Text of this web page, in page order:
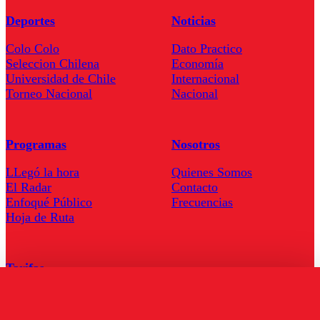
Deportes
Colo Colo
Seleccion Chilena
Universidad de Chile
Torneo Nacional
Noticias
Dato Practico
Economía
Internacional
Nacional
Programas
LLegó la hora
El Radar
Enfoqué Público
Hoja de Ruta
Nosotros
Quienes Somos
Contacto
Frecuencias
Tarifas